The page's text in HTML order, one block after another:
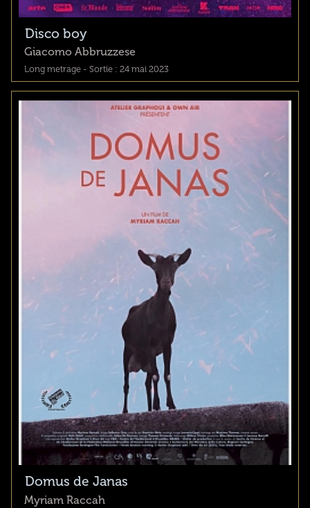
Disco boy
Giacomo Abbruzzese
Long metrage - Sortie : 24 mai 2023
Domus de Janas
Myriam Raccah